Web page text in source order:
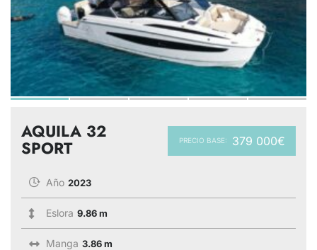
PRECIO BASE: 379 000€
AQUILA 32
SPORT
Año 2023
Eslora 9.86 m
Manga 3.86 m